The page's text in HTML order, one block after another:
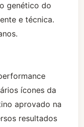
genético do
e técnica.
ícones da
aprovado na
resultados